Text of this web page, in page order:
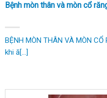
Bệnh mòn thân và mòn cổ
BỆNH MÒN THÂN VÀ MÒN
khi ă[...]